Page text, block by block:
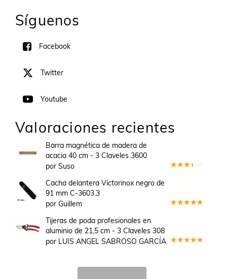
Síguenos
Facebook
Twitter
Youtube
Valoraciones recientes
Barra magnética de madera de
acacia 40 cm - 3 Claveles 3600
por Suso
Cacha delantera Victorinox negro de
91 mm C-3603.3
por Guillem
Tijeras de poda profesionales en
aluminio de 21,5 cm - 3 Claveles 308
por LUIS ANGEL SABROSO GARCÍA